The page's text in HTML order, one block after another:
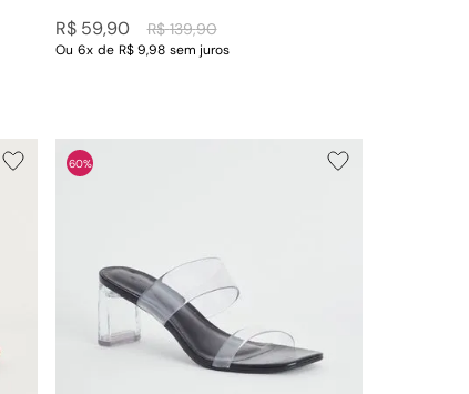
R$ 139,90
R$ 59,90
Ou 6x de R$ 9,98 sem juros
60%